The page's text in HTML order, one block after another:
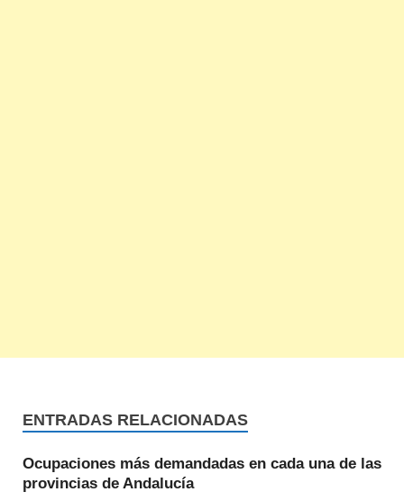
ENTRADAS RELACIONADAS
Ocupaciones más demandadas en cada una de las
provincias de Andalucía